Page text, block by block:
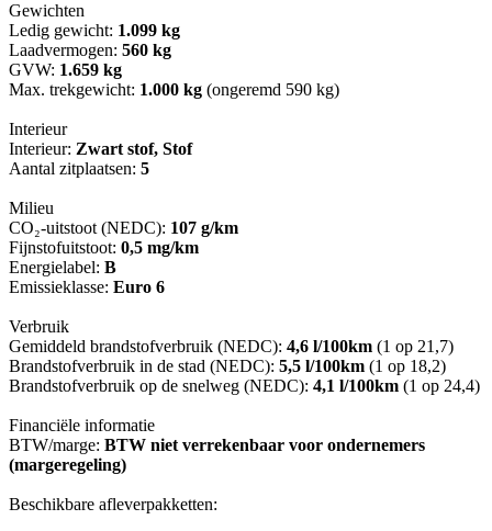
Gewichten
Ledig gewicht: 1.099 kg
Laadvermogen: 560 kg
GVW: 1.659 kg
Max. trekgewicht: 1.000 kg (ongeremd 590 kg)
Interieur
Interieur: Zwart stof, Stof
Aantal zitplaatsen: 5
Milieu
CO₂-uitstoot (NEDC): 107 g/km
Fijnstofuitstoot: 0,5 mg/km
Energielabel: B
Emissieklasse: Euro 6
Verbruik
Gemiddeld brandstofverbruik (NEDC): 4,6 l/100km (1 op 21,7)
Brandstofverbruik in de stad (NEDC): 5,5 l/100km (1 op 18,2)
Brandstofverbruik op de snelweg (NEDC): 4,1 l/100km (1 op 24,4)
Financiële informatie
BTW/marge: BTW niet verrekenbaar voor ondernemers
(margeregeling)
Beschikbare afleverpakketten: